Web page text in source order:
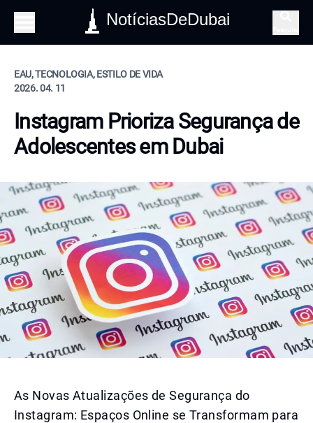
NotíciasDeDubai
EAU, TECNOLOGIA, ESTILO DE VIDA
2026. 04. 11
Instagram Prioriza Segurança de
Adolescentes em Dubai
As Novas Atualizações de Segurança do
Instagram: Espaços Online se Transformam para